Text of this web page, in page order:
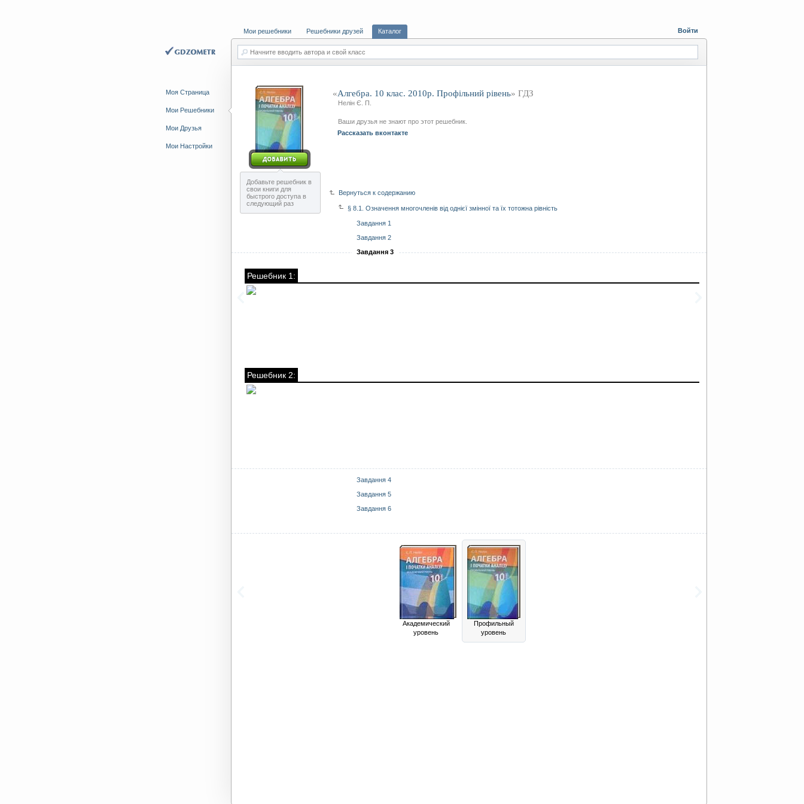
Моя Страница
Мои Решебники
Мои Друзья
Мои Настройки
Мои решебники Решебники друзей Каталог Войти
Начните вводить автора и свой класс
Добавьте решебник в
свои книги для
быстрого доступа в
следующий раз
«Алгебра. 10 клас. 2010р. Профільний рівень» ГДЗ
Нелін Є. П.
Ваши друзья не знают про этот решебник.
Рассказать вконтакте
Вернуться к содержанию
§ 8.1. Означення многочленів від однієї змінної та їх тотожна рівність
Завдання 1
Завдання 2
Завдання 3
Решебник 1:
Решебник 2:
Завдання 4
Завдання 5
Завдання 6
Академический
уровень
Профильный
уровень